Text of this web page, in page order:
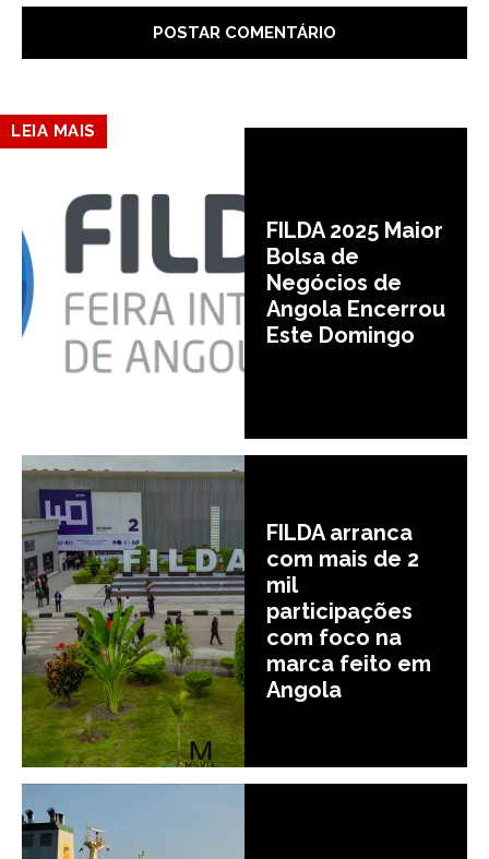
LEIA MAIS
FILDA 2025 Maior
Bolsa de
Negócios de
Angola Encerrou
Este Domingo
FILDA arranca
com mais de 2
mil
participações
com foco na
marca feito em
Angola